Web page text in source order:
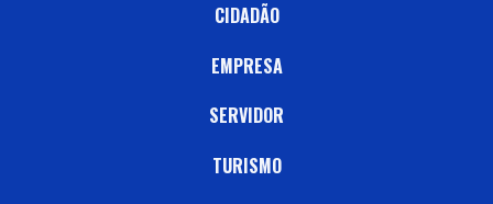
CIDADÃO
EMPRESA
SERVIDOR
TURISMO